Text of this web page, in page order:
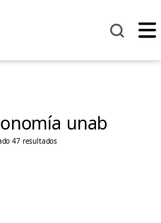
unab
47 resultados